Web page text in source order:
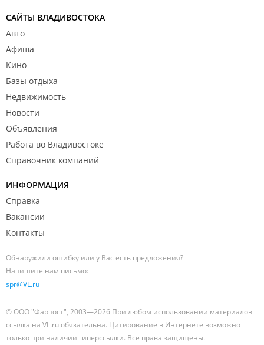
САЙТЫ ВЛАДИВОСТОКА
Авто
Афиша
Кино
Базы отдыха
Недвижимость
Новости
Объявления
Работа во Владивостоке
Справочник компаний
ИНФОРМАЦИЯ
Справка
Вакансии
Контакты
Обнаружили ошибку или у Вас есть предложения?
Напишите нам письмо:
spr@VL.ru
© ООО "Фарпост", 2003—2026 При любом использовании материалов
ссылка на VL.ru обязательна. Цитирование в Интернете возможно
только при наличии гиперссылки. Все права защищены.